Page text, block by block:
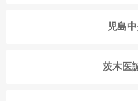
児島
茨木医